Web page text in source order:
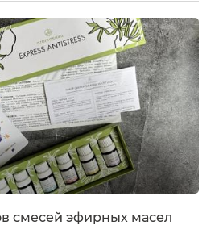
эфирных
эфирных масел
эфирных масел
эфирных...
смесей эфирных масел